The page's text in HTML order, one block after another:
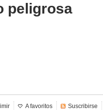
peligrosa
A favoritos Suscribirse